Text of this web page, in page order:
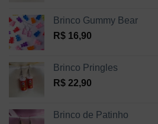
Brinco Gummy Bear
R$ 16,90
Brinco Pringles
R$ 22,90
Brinco de Patinho